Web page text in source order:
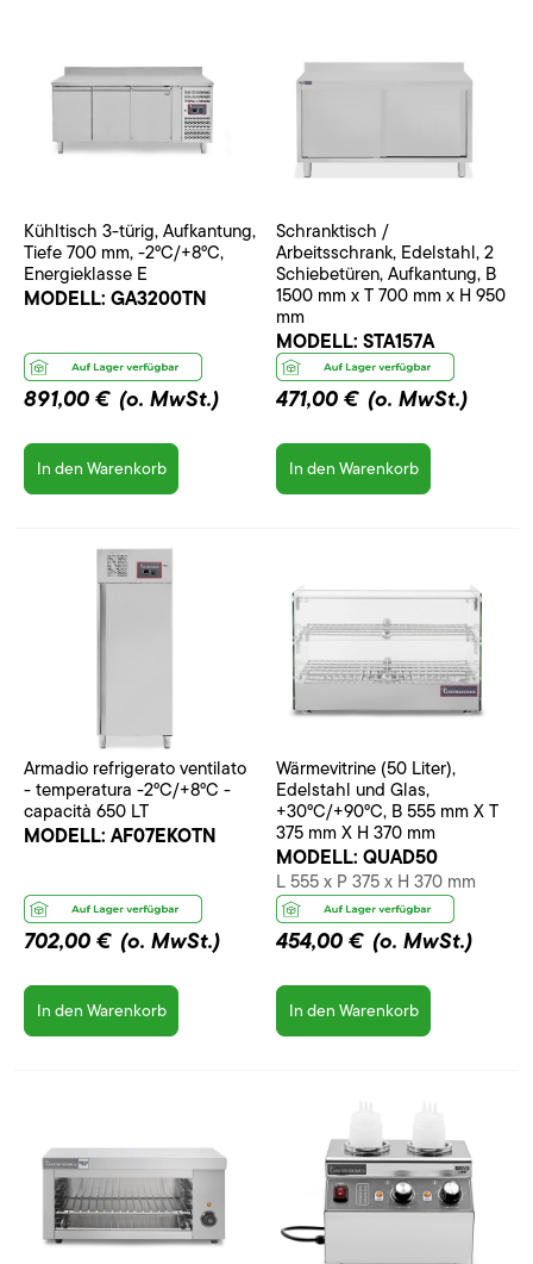
Kühltisch 3-türig, Aufkantung,
Tiefe 700 mm, -2°C/+8°C,
Energieklasse E
MODELL: GA3200TN
891,00 € (o. MwSt.)
In den Warenkorb
Schranktisch /
Arbeitsschrank, Edelstahl, 2
Schiebetüren, Aufkantung, B
1500 mm x T 700 mm x H 950
mm
MODELL: STA157A
471,00 € (o. MwSt.)
In den Warenkorb
Armadio refrigerato ventilato
- temperatura -2°C/+8°C -
capacità 650 LT
MODELL: AF07EKOTN
702,00 € (o. MwSt.)
In den Warenkorb
Wärmevitrine (50 Liter),
Edelstahl und Glas,
+30°C/+90°C, B 555 mm X T
375 mm X H 370 mm
MODELL: QUAD50
L 555 x P 375 x H 370 mm
454,00 € (o. MwSt.)
In den Warenkorb